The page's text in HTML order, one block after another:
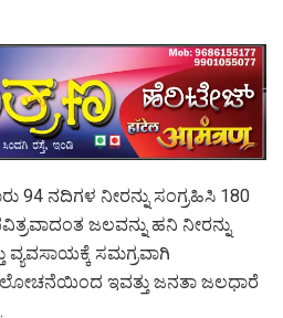
94 ನದಿಗಳ ನೀರನ್ನು ಸಂಗ್ರಹಿಸಿ 180
ಜಲವನ್ನು ಹನಿ ನೀರನ್ನು
ವ್ಯವಸಾಯಕ್ಕೆ ಸಮಗ್ರವಾಗಿ
ಇವತ್ತು ಜನತಾ ಜಲಧಾರೆ